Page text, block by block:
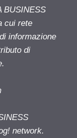
BUSINESS
cui rete
informazione
di
network.